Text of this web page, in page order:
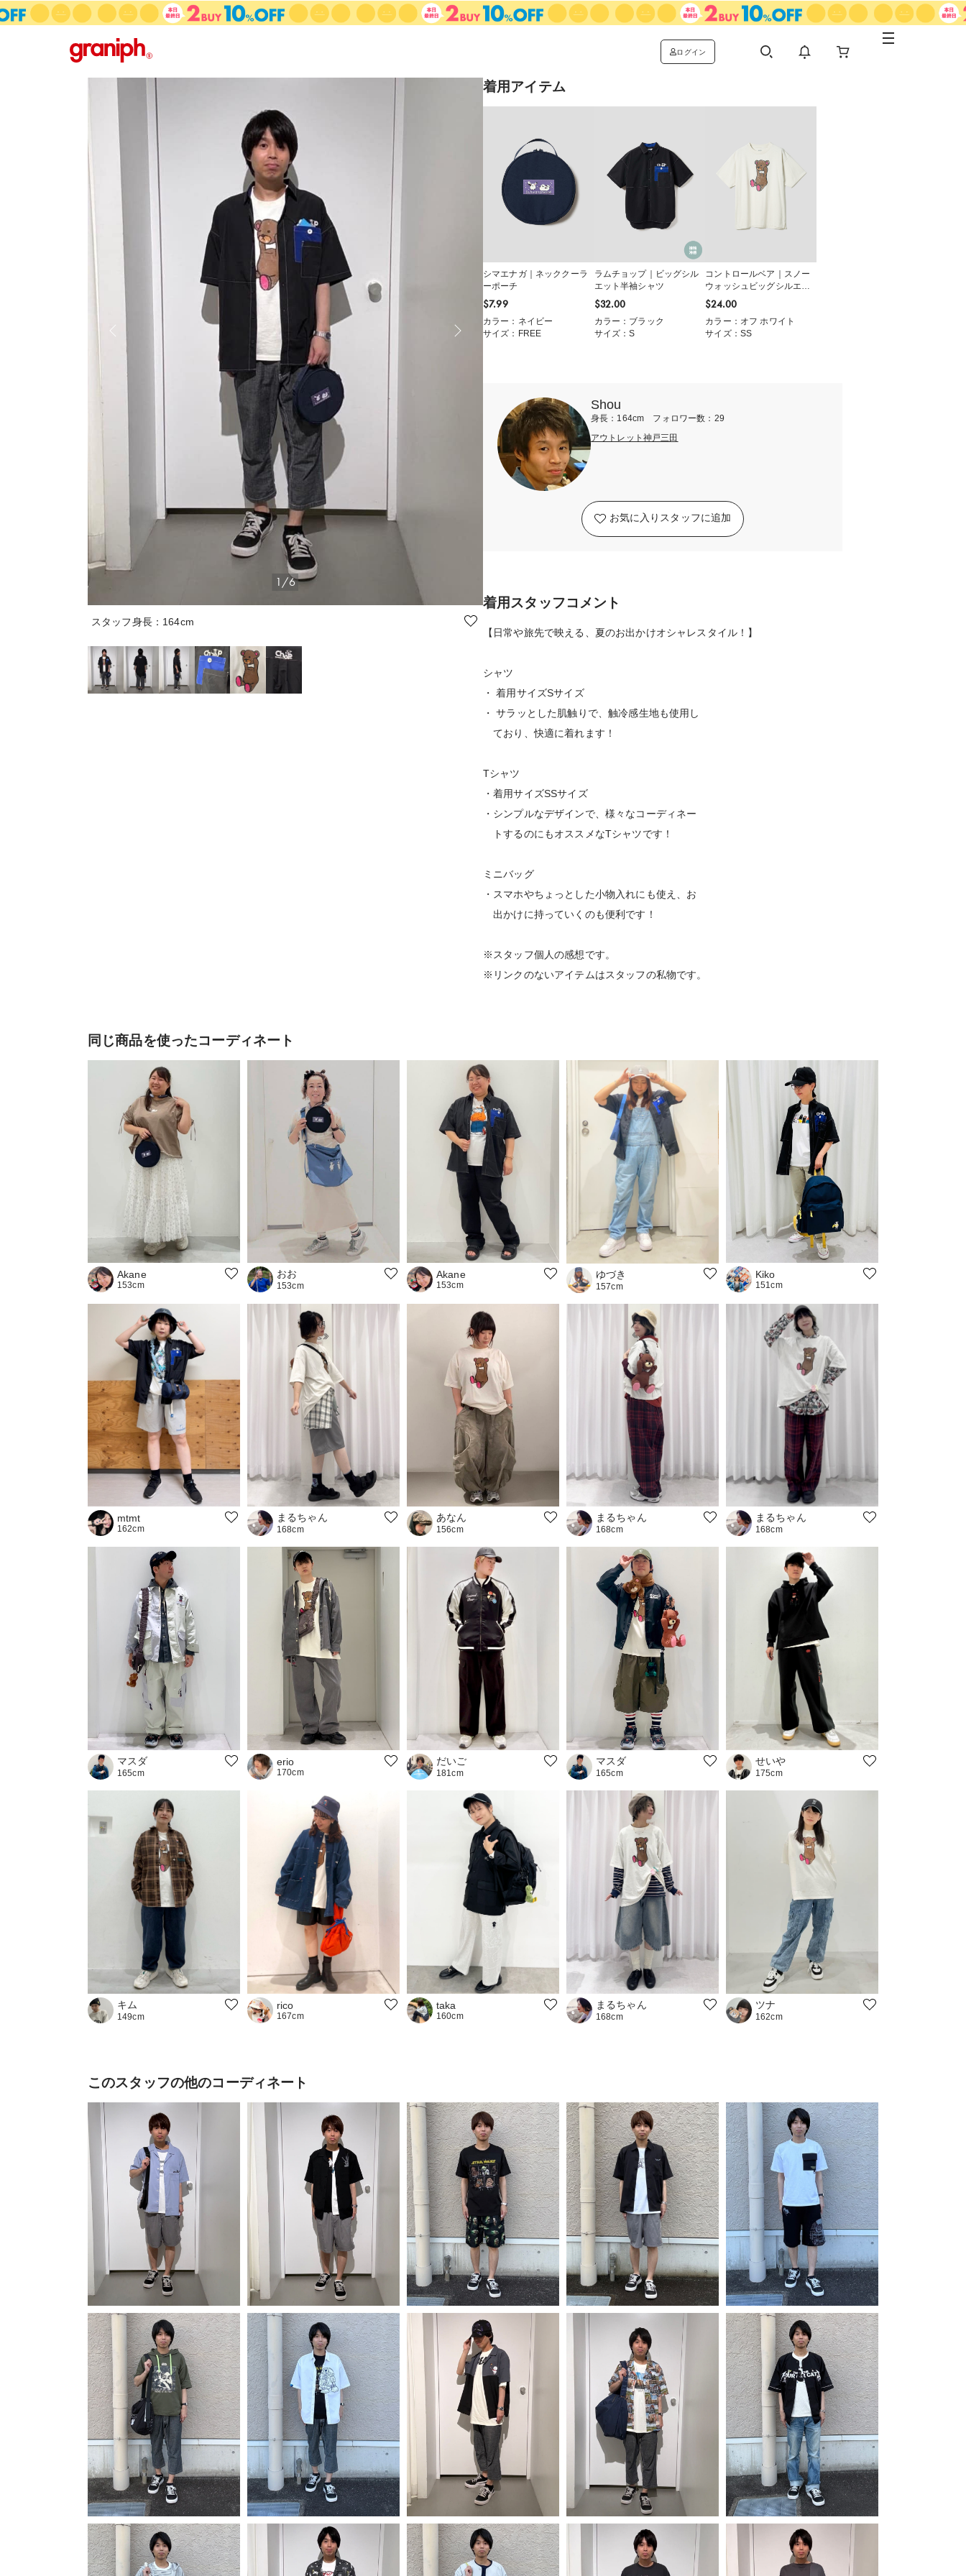
ログイン
1/6
スタッフ身長：164cm
着用アイテム
シマエナガ｜ネッククーラ
ーポーチ
$‌7.99
カラー：ネイビー
サイズ：FREE
ラムチョップ｜ビッグシル
エット半袖シャツ
$‌32.00
カラー：ブラック
サイズ：S
コントロールベア｜スノー
ウォッシュビッグシルエッ
トＴシャツ
$‌24.00
カラー：オフ ホワイト
サイズ：SS
Shou
身長：164cm フォロワー数：29
アウトレット神戸三田
お気に入りスタッフに追加
着用スタッフコメント
【日常や旅先で映える、夏のお出かけオシャレスタイル！】
シャツ
・ 着用サイズSサイズ
・ サラッとした肌触りで、触冷感生地も使用し
ており、快適に着れます！
Tシャツ
・着用サイズSSサイズ
・シンプルなデザインで、様々なコーディネー
トするのにもオススメなTシャツです！
ミニバッグ
・スマホやちょっとした小物入れにも使え、お
出かけに持っていくのも便利です！
※スタッフ個人の感想です。
※リンクのないアイテムはスタッフの私物です。
同じ商品を使ったコーディネート
Akane
153cm
おお
153cm
Akane
153cm
ゆづき
157cm
Kiko
151cm
mtmt
162cm
まるちゃん
168cm
あなん
156cm
まるちゃん
168cm
まるちゃん
168cm
マスダ
165cm
erio
170cm
だいご
181cm
マスダ
165cm
せいや
175cm
キム
149cm
rico
167cm
taka
160cm
まるちゃん
168cm
ツナ
162cm
このスタッフの他のコーディネート